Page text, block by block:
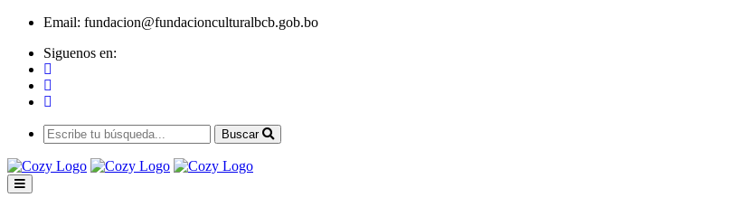
Email: fundacion@fundacionculturalbcb.gob.bo
Siguenos en:
Buscar